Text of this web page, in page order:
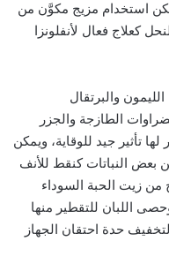
استخدام مزيج مكوَّن من
كعلاج فعال لأنفلونزا
والبرتقال
الطازجة والجزر
تأثير جيد للوقاية، ويمكن
بعض النباتات كنقط للأنف
من زيت الحبة السوداء
اللبان للتقطير منها
حدة احتقان الجهاز